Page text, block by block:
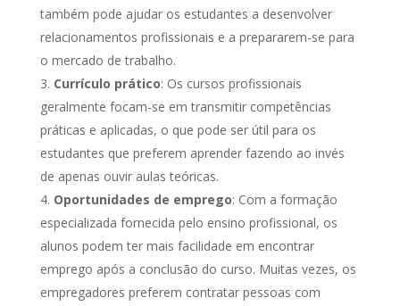
também pode ajudar os estudantes a desenvolver
relacionamentos profissionais e a prepararem-se para
o mercado de trabalho.
Currículo prático: Os cursos profissionais
geralmente focam-se em transmitir competências
práticas e aplicadas, o que pode ser útil para os
estudantes que preferem aprender fazendo ao invés
de apenas ouvir aulas teóricas.
Oportunidades de emprego: Com a formação
especializada fornecida pelo ensino profissional, os
alunos podem ter mais facilidade em encontrar
emprego após a conclusão do curso. Muitas vezes, os
empregadores preferem contratar pessoas com